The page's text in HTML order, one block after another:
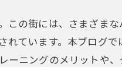
の街には、さまざま
ています。本ブログ
ニングのメリットや